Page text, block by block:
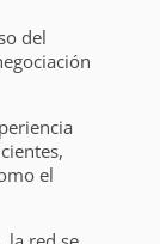
del
el